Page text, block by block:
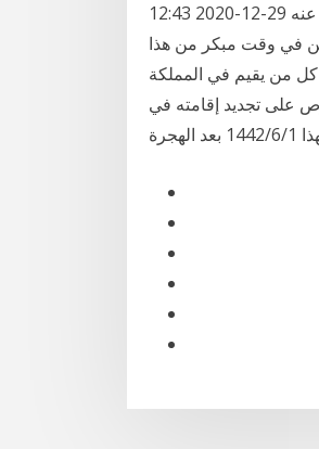
دراسة: إصابات "بؤرة كورونا" أضعاف ما أعلن عنه 29-12-2020 12:43 PM عمون - أشارت دراسة أجرتها
في وقت مبكر من هذا
على كل من يقيم في المملكة
على تجديد إقامته في